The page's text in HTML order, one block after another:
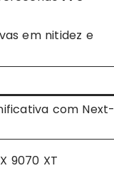
em nitidez e
com Next-
9070 XT